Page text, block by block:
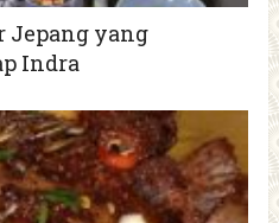
Jepang yang
Indra